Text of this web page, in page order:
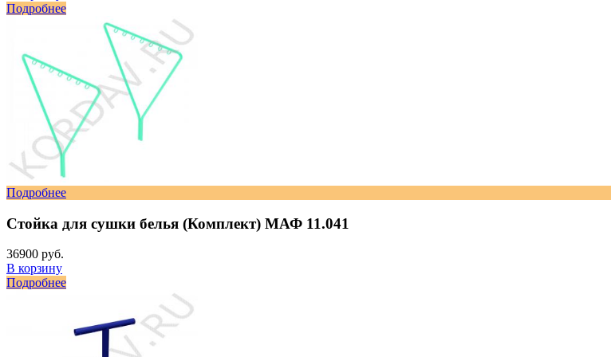
Подробнее
Подробнее
Стойка для сушки белья (Комплект) МАФ 11.041
36900 руб.
В корзину
Подробнее